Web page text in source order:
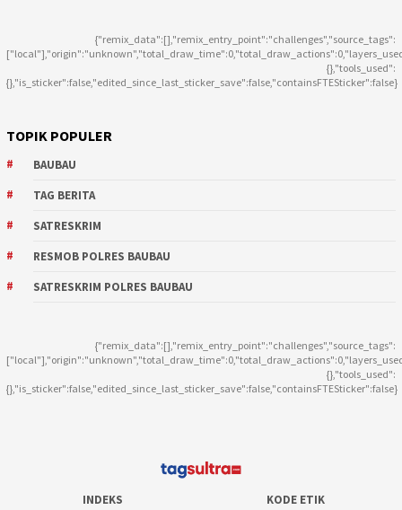
{"remix_data":[],"remix_entry_point":"challenges","source_tags":
{},"tools_used":
{},"is_sticker":false,"edited_since_last_sticker_save":false,"containsFTESticker":false}
TOPIK POPULER
BAUBAU
TAG BERITA
SATRESKRIM
RESMOB POLRES BAUBAU
SATRESKRIM POLRES BAUBAU
{"remix_data":[],"remix_entry_point":"challenges","source_tags":
{},"tools_used":
{},"is_sticker":false,"edited_since_last_sticker_save":false,"containsFTESticker":false}
INDEKS
KODE ETIK